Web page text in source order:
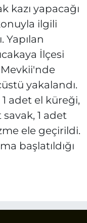
kazı yapacağı
ilgili
Yapılan
İlçesi
yakalandı.
1 adet el küreği,
savak, 1 adet
ele geçirildi.
başlatıldığı